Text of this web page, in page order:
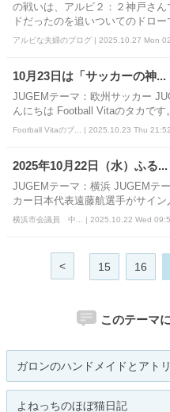
の戦いは、アルビ２：２神戸さ
ドだったのを追いついてのドロー
アルビな夫婦のブログ | 2025.10.27 Mon
10月23日は「サッカーの神...
JUGEMテーマ：欧州サッカー
んにちは Football Vitaのタカで
Football Vitaのブ... | 2025.10.23 Thu 21:52
2025年10月22日（水）ふる...
JUGEMテーマ：横浜 JUGEM
カー日本代表遠藤航選手がサイ
横浜市会議員 中... | 2025.10.22 Wed
< 15 16
このテーマ
ガロンのハンドメイドとアトリ
よねっちのほぼ猫日記